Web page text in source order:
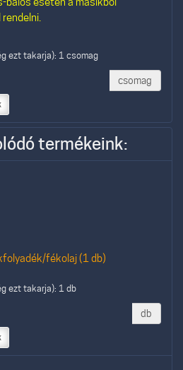
ezt takarja): 1 csomag
csomag
termékeink:
fékolaj (1 db)
ezt takarja): 1 db
db